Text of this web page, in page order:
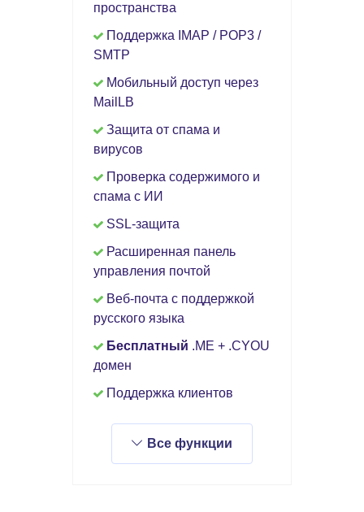
пространства
Поддержка IMAP / POP3 /
SMTP
Мобильный доступ через
MailLB
Защита от спама и
вирусов
Проверка содержимого и
спама с ИИ
SSL-защита
Расширенная панель
управления почтой
Веб-почта с поддержкой
русского языка
Бесплатный .ME + .CYOU
домен
Поддержка клиентов
Все функции